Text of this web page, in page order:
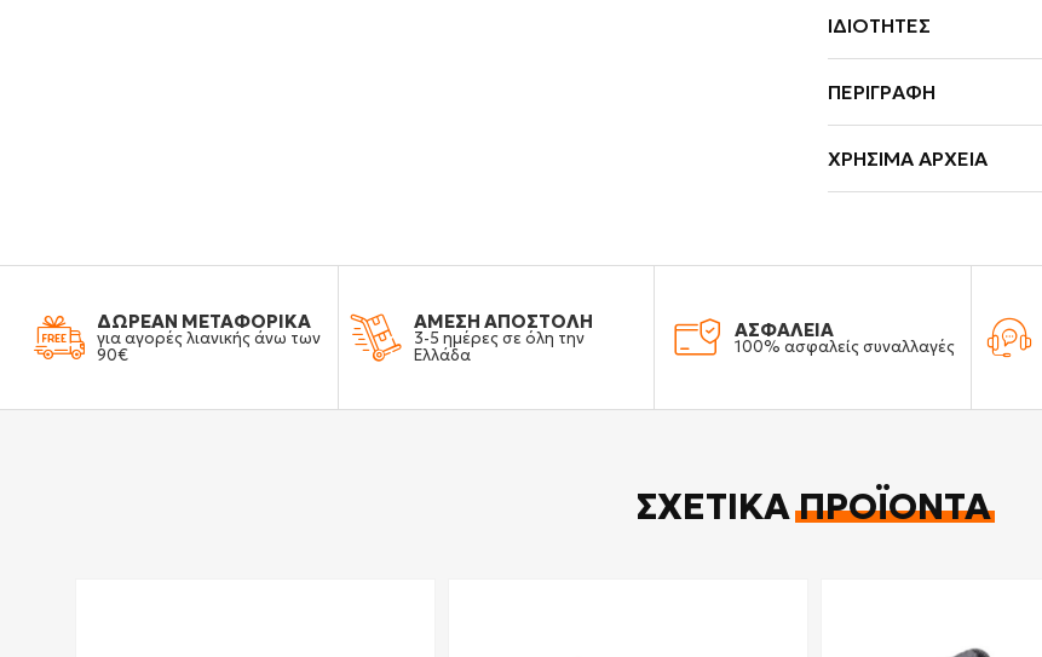
ΙΔΙΌΤΗΤΕΣ
ΠΕΡΙΓΡΑΦΉ
ΧΡΉΣΙΜΑ ΑΡΧΕΊΑ
ΔΩΡΕΑΝ ΜΕΤΑΦΟΡΙΚΑ
για αγορές λιανικής άνω των
90€
ΑΜΕΣΗ ΑΠΟΣΤΟΛΗ
3-5 ημέρες σε όλη την
Ελλάδα
ΑΣΦΑΛΕΙΑ
100% ασφαλείς συναλλαγές
ΣΧΕΤΙΚΆΠΡΟΪΌΝΤΑ